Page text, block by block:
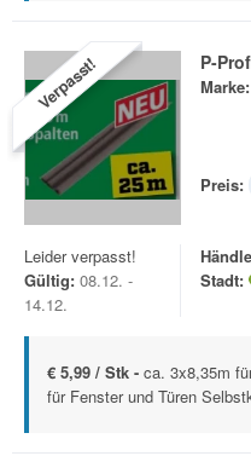
Verpasst! P-
Marke:
Preis:
Leider verpasst!
Gültig: 08.12. -
14.12.
Stadt:
€ 5,99 / Stk - ca. 3x8,35m
für Fenster und Türen